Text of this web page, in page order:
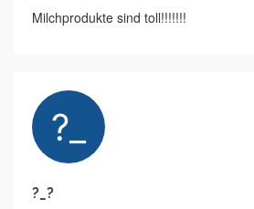
Milchprodukte sind toll!!!!!!!
?_?